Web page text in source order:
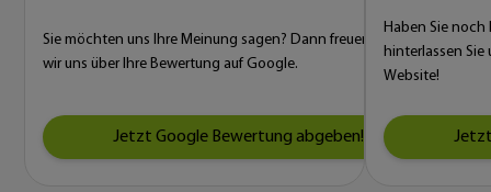
Sie möchten uns Ihre Meinung sagen? Dann freuen
wir uns über Ihre Bewertung auf Google.
Jetzt Google Bewertung abgeben!
Haben Sie noch
hinterlassen Sie
Website!